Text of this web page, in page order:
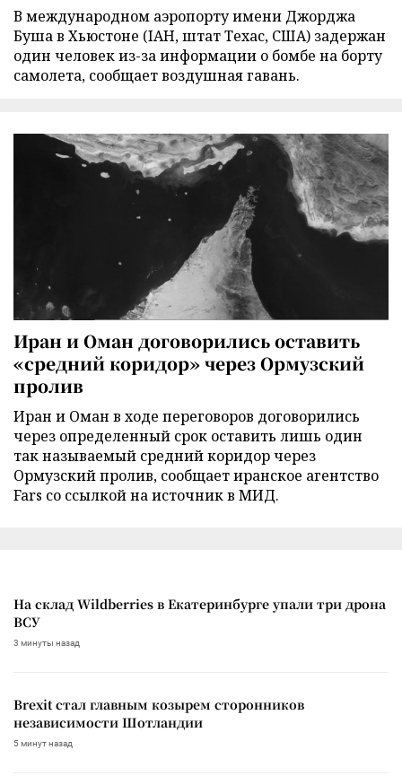
В международном аэропорту имени Джорджа
Буша в Хьюстоне (IAH, штат Техас, США) задержан
один человек из-за информации о бомбе на борту
самолета, сообщает воздушная гавань.
Иран и Оман договорились оставить
«средний коридор» через Ормузский
пролив
Иран и Оман в ходе переговоров договорились
через определенный срок оставить лишь один
так называемый средний коридор через
Ормузский пролив, сообщает иранское агентство
Fars со ссылкой на источник в МИД.
На склад Wildberries в Екатеринбурге упали три дрона
ВСУ
3 минуты назад
Brexit стал главным козырем сторонников
независимости Шотландии
5 минут назад